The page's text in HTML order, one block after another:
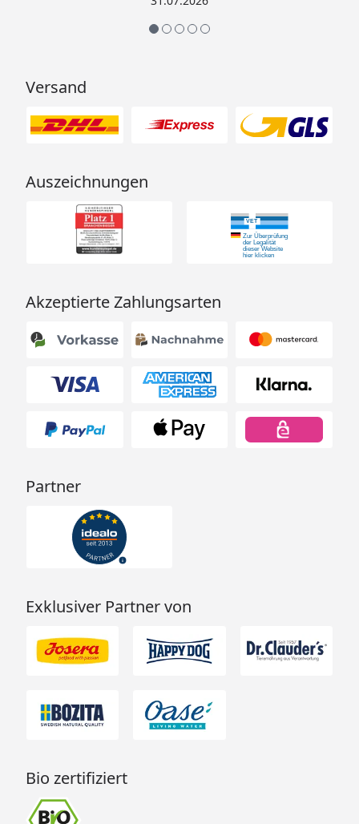
Versand
Auszeichnungen
Akzeptierte Zahlungsarten
Partner
Exklusiver Partner von
Bio zertifiziert